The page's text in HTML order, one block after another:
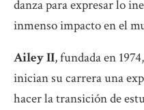
danza para expresar lo
inmenso impacto en el
Ailey II, fundada en
inician su carrera una
hacer la transición de